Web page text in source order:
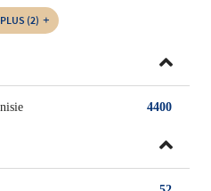
(2)
4400